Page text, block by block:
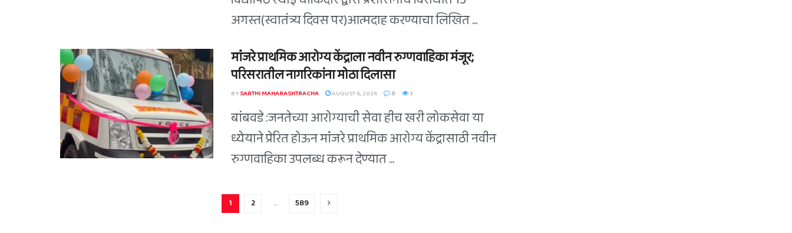
अगस्त(स्वातंत्र्य दिवस पर)आत्मदाह करण्याचा लिखित ...
मांंजरे प्राथमिक आरोग्य केंद्राला नवीन रुग्णवाहिका मंजूर;
परिसरातील नागरिकांना मोठा दिलासा
BYSARTHI MAHARASHTRACHA AUGUST 6, 2026 0 3
बांबवडे :जनतेच्या आरोग्याची सेवा हीच खरी लोकसेवा या
ध्येयाने प्रेरित होऊन मांंजरे प्राथमिक आरोग्य केंद्रासाठी नवीन
रुग्णवाहिका उपलब्ध करून देण्यात ...
1 2 … 589